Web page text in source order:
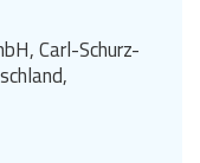
Carl-Schurz-